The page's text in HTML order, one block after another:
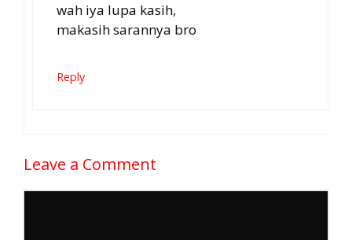
wah iya lupa kasih,
makasih sarannya bro
Reply
Leave a Comment